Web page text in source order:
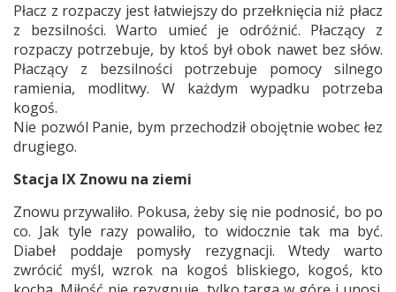
Płacz z rozpaczy jest łatwiejszy do przełknięcia niż płacz
z bezsilności. Warto umieć je odróżnić. Płaczący z
rozpaczy potrzebuje, by ktoś był obok nawet bez słów.
Płaczący z bezsilności potrzebuje pomocy silnego
ramienia, modlitwy. W każdym wypadku potrzeba
kogoś.
Nie pozwól Panie, bym przechodził obojętnie wobec łez
drugiego.
Stacja IX Znowu na ziemi
Znowu przywaliło. Pokusa, żeby się nie podnosić, bo po
co. Jak tyle razy powaliło, to widocznie tak ma być.
Diabeł poddaje pomysły rezygnacji. Wtedy warto
zwrócić myśl, wzrok na kogoś bliskiego, kogoś, kto